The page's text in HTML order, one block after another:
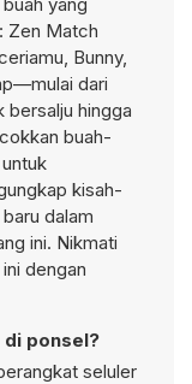
Zen Match
Bunny,
dari
bersalju hingga
buah-
kisah-
dalam
ini. Nikmati
dengan
di ponsel?
seluler